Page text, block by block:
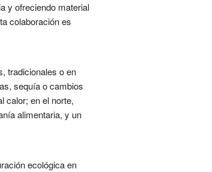
y ofreciendo material
colaboración es
tradicionales o en
sequía o cambios
calor; en el norte,
alimentaria, y un
ecológica en